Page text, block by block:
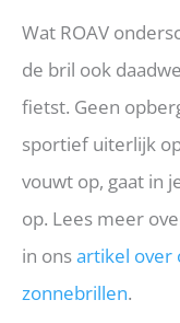
Wat ROAV
de bril ook
fietst. Geen
sportief uiterlijk
vouwt op, gaat in
op. Lees meer
in onsartikel over
zonnebrillen.